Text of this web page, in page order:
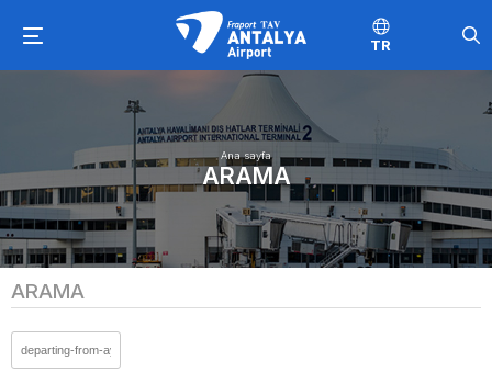
TR
Ana sayfa
ARAMA
ARAMA